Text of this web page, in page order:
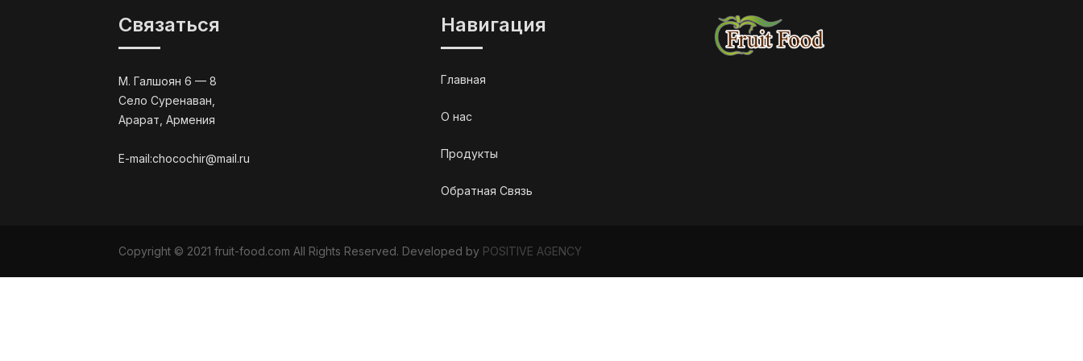
Связаться
М. Галшоян 6 — 8
Село Суренаван,
Арарат, Армения
E-mail:chocochir@mail.ru
Навигация
Главная
О нас
Продукты
Обратная Связь
Copyright © 2021 fruit-food.com All Rights Reserved. Developed by POSITIVE AGENCY